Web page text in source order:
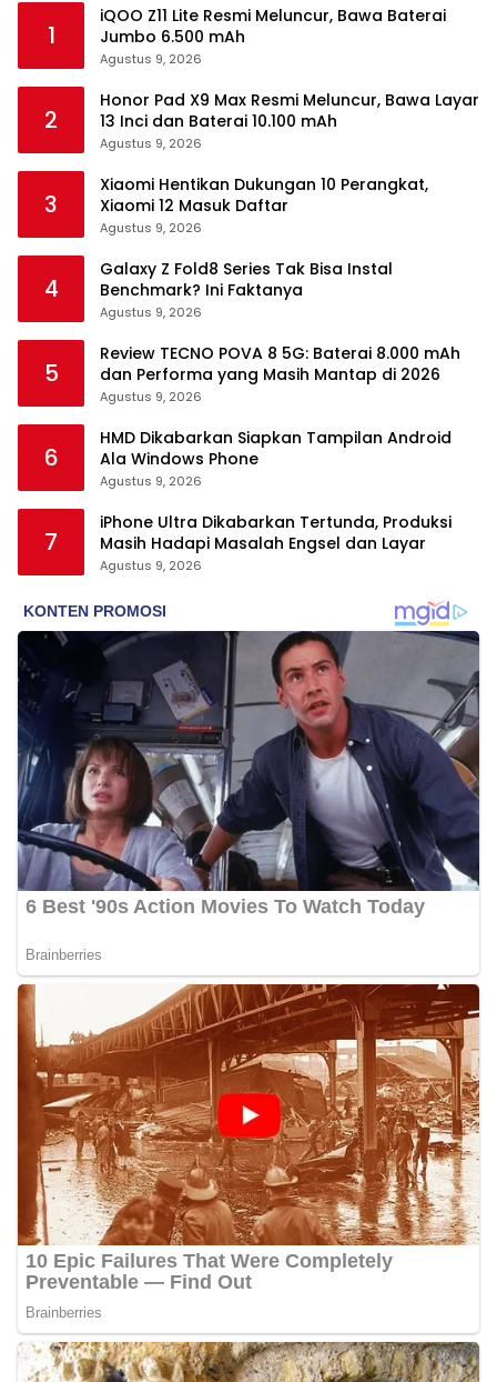
1
iQOO Z11 Lite Resmi Meluncur, Bawa Baterai
Jumbo 6.500 mAh
Agustus 9, 2026
2
Honor Pad X9 Max Resmi Meluncur, Bawa Layar
13 Inci dan Baterai 10.100 mAh
Agustus 9, 2026
3
Xiaomi Hentikan Dukungan 10 Perangkat,
Xiaomi 12 Masuk Daftar
Agustus 9, 2026
4
Galaxy Z Fold8 Series Tak Bisa Instal
Benchmark? Ini Faktanya
Agustus 9, 2026
5
Review TECNO POVA 8 5G: Baterai 8.000 mAh
dan Performa yang Masih Mantap di 2026
Agustus 9, 2026
6
HMD Dikabarkan Siapkan Tampilan Android
Ala Windows Phone
Agustus 9, 2026
7
iPhone Ultra Dikabarkan Tertunda, Produksi
Masih Hadapi Masalah Engsel dan Layar
Agustus 9, 2026